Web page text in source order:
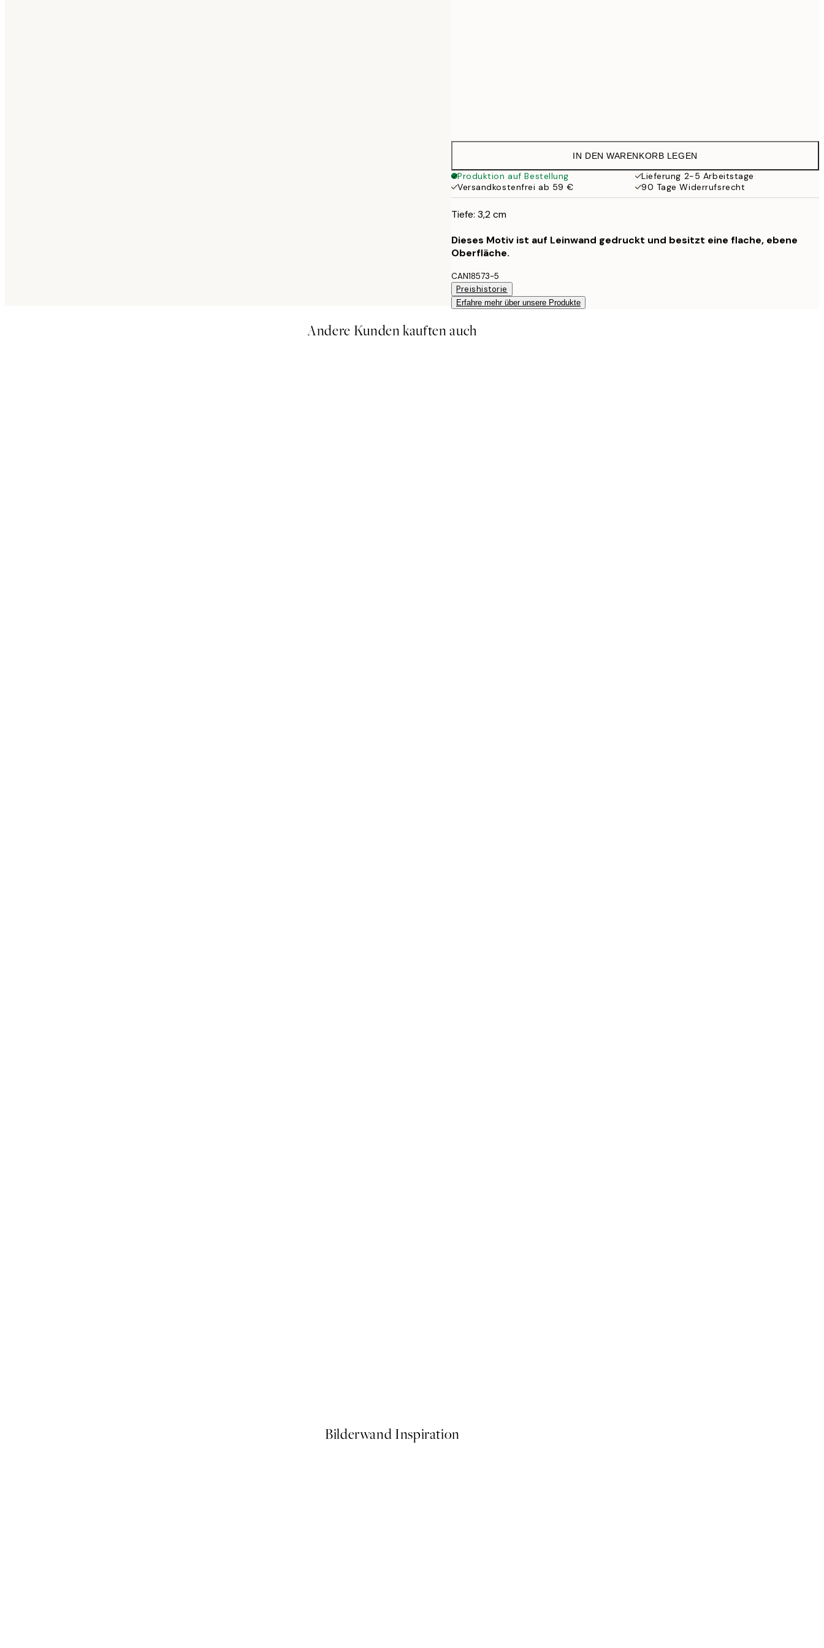
IN DEN WARENKORB LEGEN
Produktion auf Bestellung
Lieferung 2-5 Arbeitstage
Versandkostenfrei ab 59 €
90 Tage Widerrufsrecht
Tiefe: 3,2 cm
Dieses Motiv ist auf Leinwand gedruckt und besitzt eine flache, ebene
Oberfläche.
CAN18573-5
Preishistorie
Erfahre mehr über unsere Produkte
Andere Kunden kauften auch
Bilderwand Inspiration